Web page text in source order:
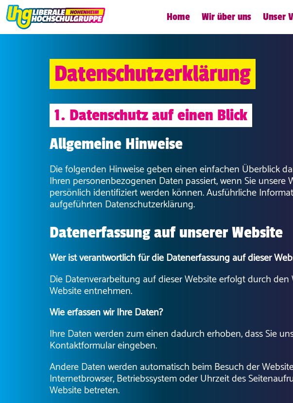
Home Wir über uns Unser
Datenschutzerklärung
1. Datenschutz auf einen Blick
Allgemeine Hinweise
Die folgenden Hinweise geben einen einfachen Überblick
Ihren personenbezogenen Daten passiert, wenn Sie
persönlich identifiziert werden können. Ausführliche
aufgeführten Datenschutzerklärung.
Datenerfassung auf unserer Website
Wer ist verantwortlich für die Datenerfassung auf dieser
Die Datenverarbeitung auf dieser Website erfolgt durch
Website entnehmen.
Wie erfassen wir Ihre Daten?
Ihre Daten werden zum einen dadurch erhoben, dass Sie
Kontaktformular eingeben.
Andere Daten werden automatisch beim Besuch der
Internetbrowser, Betriebssystem oder Uhrzeit des
Website betreten.